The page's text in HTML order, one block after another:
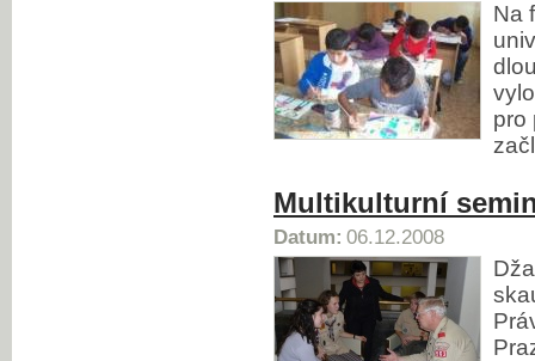
Na
pro
Multikulturní
Datum: 06.12.2008